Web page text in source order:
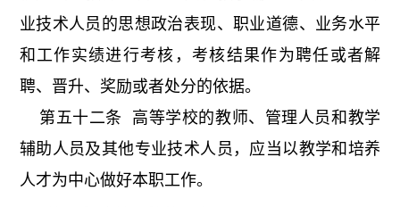
业技术人员的思想政治表现、职业道德、业务水平
和工作实绩进行考核，考核结果作为聘任或者解
聘、晋升、奖励或者处分的依据。
第五十二条 高等学校的教师、管理人员和教学
辅助人员及其他专业技术人员，应当以教学和培养
人才为中心做好本职工作。